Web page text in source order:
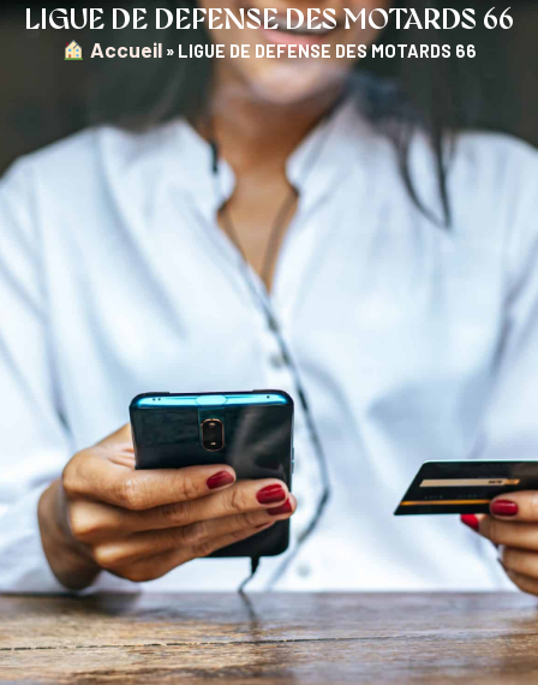
LIGUE DE DEFENSE DES MOTARDS 66
︎ Accueil » LIGUE DE DEFENSE DES MOTARDS 66